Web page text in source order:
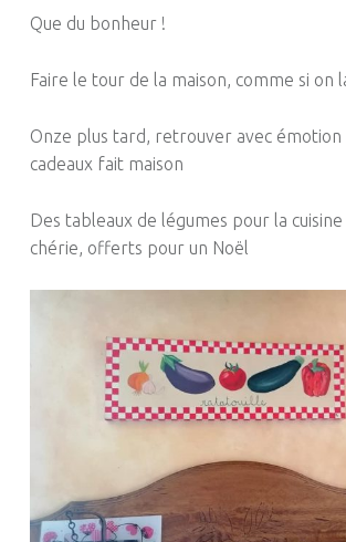
Que du bonheur !
Faire le tour de la maison, comme si on
Onze plus tard, retrouver avec émotion
cadeaux fait maison
Des tableaux de légumes pour la
chérie, offerts pour un Noël